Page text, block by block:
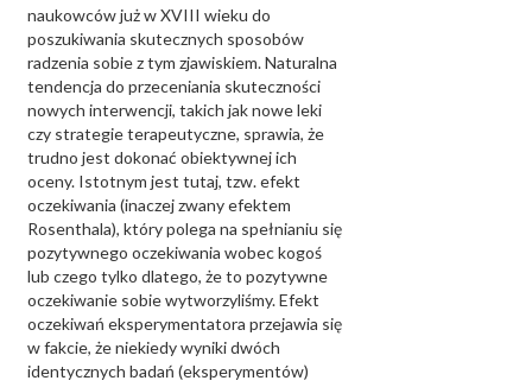
naukowców już w XVIII wieku do
poszukiwania skutecznych sposobów
radzenia sobie z tym zjawiskiem. Naturalna
tendencja do przeceniania skuteczności
nowych interwencji, takich jak nowe leki
czy strategie terapeutyczne, sprawia, że
trudno jest dokonać obiektywnej ich
oceny. Istotnym jest tutaj, tzw. efekt
oczekiwania (inaczej zwany efektem
Rosenthala), który polega na spełnianiu się
pozytywnego oczekiwania wobec kogoś
lub czego tylko dlatego, że to pozytywne
oczekiwanie sobie wytworzyliśmy. Efekt
oczekiwań eksperymentatora przejawia się
w fakcie, że niekiedy wyniki dwóch
identycznych badań (eksperymentów)